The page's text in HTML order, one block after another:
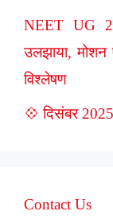
NEET UG
उलझाया,
विश्लेषण
💠 दिसंबर
Contact Us